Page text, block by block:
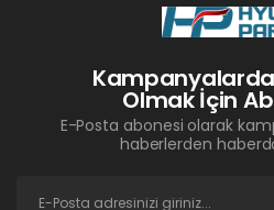
Olmak İçin
E-Posta abonesi olarak
haberlerden